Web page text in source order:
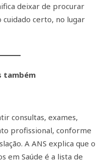
deixar de procurar
cuidado certo, no lugar
também
consultas, exames,
profissional, conforme
A ANS explica que o
em Saúde é a lista de